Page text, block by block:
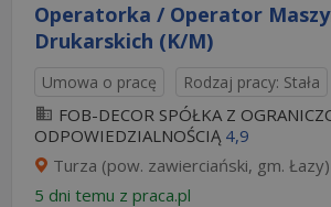
Operatorka / Operator
Drukarskich (K/M)
Umowa o pracę Rodzaj pracy: Stała
FOB-DECOR SPÓŁKA Z
ODPOWIEDZIALNOŚCIĄ 4,9
Turza (pow. zawierciański, gm. Łazy)
5 dni temu z praca.pl